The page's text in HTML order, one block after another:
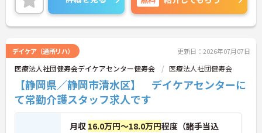
部長」
なので、入社から10年満たずに所長や施設長にキャ
リアアップした職員もいらっしゃるそうで、本人の
です。
ホームページも充実していますので一度ぜひご覧に
なってください。ご興味をお持ちの方には詳細の情
報や面接のポイントなどお伝えいたしますのでお気
軽にお問い合わせくださいませ。
デイケア（通所リハ） 更新日：2026年07月07日
医療法人社団健寿会デイケアセンター健寿会 医療法人社団健寿会
【静岡県／静岡市清水区】 デイケアセンターに
て常勤介護スタッフ求人です
月収 16.0万円～18.0万円程度（諸手当込